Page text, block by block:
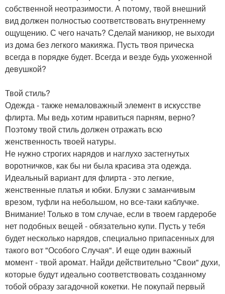
собственной неотразимости. А потому, твой внешний
вид должен полностью соответствовать внутреннему
ощущению. С чего начать? Сделай маникюр, не выходи
из дома без легкого макияжа. Пусть твоя прическа
всегда в порядке будет. Всегда и везде будь ухоженной
девушкой?
Твой стиль?
Одежда - также немаловажный элемент в искусстве
флирта. Мы ведь хотим нравиться парням, верно?
Поэтому твой стиль должен отражать всю
женственность твоей натуры.
Не нужно строгих нарядов и наглухо застегнутых
воротничков, как бы ни была красива эта одежда.
Идеальный вариант для флирта - это легкие,
женственные платья и юбки. Блузки с заманчивым
врезом, туфли на небольшом, но все-таки каблучке.
Внимание! Только в том случае, если в твоем гардеробе
нет подобных вещей - обязательно купи. Пусть у тебя
будет несколько нарядов, специально припасенных для
такого вот "Особого Случая". И еще один важный
момент - твой аромат. Найди действительно "Свои" духи,
которые будут идеально соответствовать созданному
тобой образу загадочной кокетки. Не покупай первый